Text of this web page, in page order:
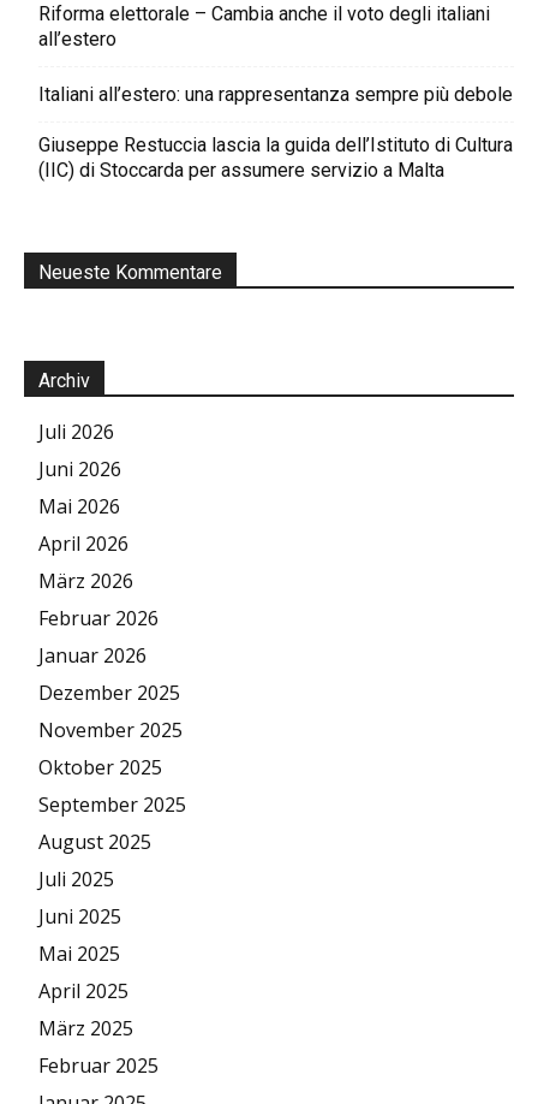
Riforma elettorale – Cambia anche il voto degli italiani
all’estero
Italiani all’estero: una rappresentanza sempre più debole
Giuseppe Restuccia lascia la guida dell’Istituto di Cultura
(IIC) di Stoccarda per assumere servizio a Malta
Neueste Kommentare
Archiv
Juli 2026
Juni 2026
Mai 2026
April 2026
März 2026
Februar 2026
Januar 2026
Dezember 2025
November 2025
Oktober 2025
September 2025
August 2025
Juli 2025
Juni 2025
Mai 2025
April 2025
März 2025
Februar 2025